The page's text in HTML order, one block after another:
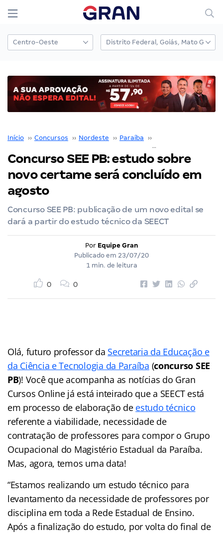
Início ›› Concursos ›› Nordeste ›› Paraíba ››
Concurso SEE PB: estudo sobre
novo certame será concluído em
agosto
Concurso SEE PB: publicação de um novo edital se
dará a partir do estudo técnico da SEECT
Por Equipe Gran
Publicado em 23/07/20
1 min. de leitura
0 0
Olá, futuro professor da Secretaria da Educação e
da Ciência e Tecnologia da Paraíba (concurso SEE
PB)! Você que acompanha as notícias do Gran
Cursos Online já está inteirado que a SEECT está
em processo de elaboração de estudo técnico
referente a viabilidade, necessidade de
contratação de professores para compor o Grupo
Ocupacional do Magistério Estadual da Paraíba.
Mas, agora, temos uma data!
“Estamos realizando um estudo técnico para
levantamento da necessidade de professores por
disciplina em toda a Rede Estadual de Ensino.
Após a finalização do estudo, por volta do final de